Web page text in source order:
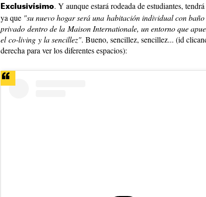
Exclusivísimo. Y aunque estará rodeada de estudiantes,
ya que "su nuevo hogar será una habitación individual con baño
privado dentro de la Maison Internationale, un entorno que
el co-living y la sencillez". Bueno, sencillez, sencillez... (id
derecha para ver los diferentes espacios):